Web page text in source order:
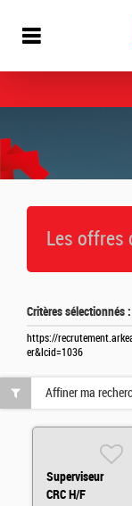
Les offres
Critères sélectionnés :
https://
er&lcid=1036
Superviseur
CRC H/F
Affiner ma